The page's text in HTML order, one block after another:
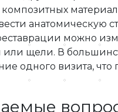
анатомическую
можно
или щели. В
одного визита, что